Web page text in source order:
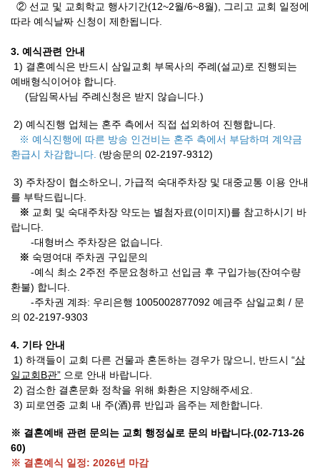
② 선교 및 교회학교 행사기간(12~2월/6~8월), 그리고 교회 일정에
따라 예식날짜 신청이 제한됩니다
3. 예식관련 안내
1) 결혼예식은 반드시 삼일교회 부목사의 주례(설교)로 진행되는
예배형식이어야 합니다
(담임목사님 주례신청은 받지 않습니다 .)
2) 예식진행 업체는 혼주 측에서 직접 섭외하여 진행합니다.
※ 예식진행에 따른 방송 인건비는 혼주 측에서 부담하며 계약금
환급시 차감합니다. (방송문의 02-2197-9312)
3) 주차장이 협소하오니
가급적 숙대주차장 및 대중교통 이용 안내
를 부탁드립니다
※ 교회 및 숙대주차장 약도는 별첨자료(이미지)를 참고하시기 바
랍니다.
-대형버스 주차장은 없습니다.
※ 숙명여대 주차권 구입문의
-예식 최소 2주전 주문요청하고 선입금 후 구입가능(잔여수량
환불) 합니다.
-주차권 계좌: 우리은행 1005002877092 예금주 삼일교회 / 문
의 02-2197-9303
4. 기타 안내
1) 하객들이 교회 다른 건물과 혼돈하는 경우가 많으니 반드시 “삼
일교회B관” 으로 안내 바랍니다
2) 검소한 결혼문화 정착을 위해 화환은 지양해주세요.
3) 피로연중 교회 내 주(酒)류 반입과 음주는 제한합니다
※ 결혼예배 관련 문의는 교회 행정실로 문의 바랍니다.(02-713-26
60)
※ 결혼예식 일정: 2026년 마감